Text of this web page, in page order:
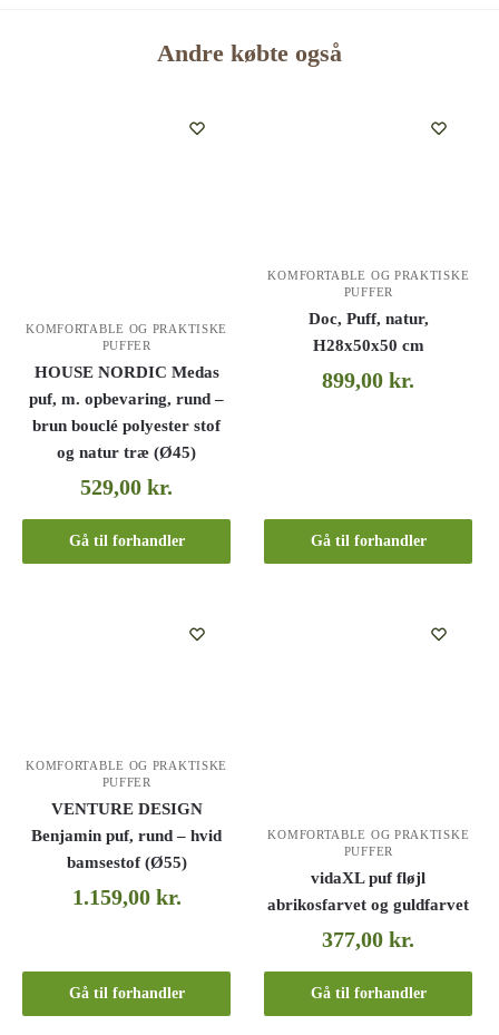
Andre købte også
KOMFORTABLE OG PRAKTISKE
PUFFER
HOUSE NORDIC Medas
puf, m. opbevaring, rund –
brun bouclé polyester stof
og natur træ (Ø45)
529,00kr.
Gå til forhandler
KOMFORTABLE OG PRAKTISKE
PUFFER
Doc, Puff, natur,
H28x50x50 cm
899,00kr.
Gå til forhandler
KOMFORTABLE OG PRAKTISKE
PUFFER
VENTURE DESIGN
Benjamin puf, rund – hvid
bamsestof (Ø55)
1.159,00 kr.
Gå til forhandler
KOMFORTABLE OG PRAKTISKE
PUFFER
vidaXL puf fløjl
abrikosfarvet og guldfarvet
377,00kr.
Gå til forhandler